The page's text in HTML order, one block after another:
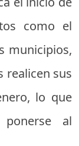
como el
municipios,
realicen sus
lo que
al